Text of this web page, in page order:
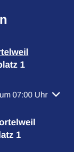
1
07:00 Uhr
1